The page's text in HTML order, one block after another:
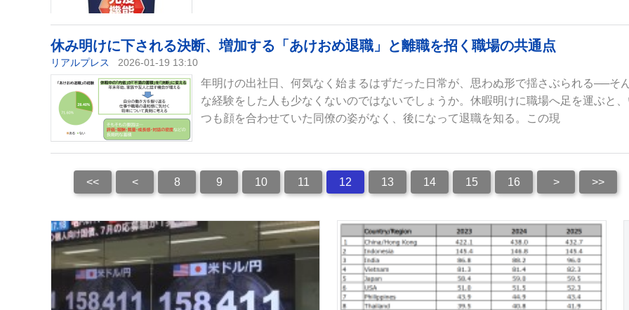
休み明けに下される決断、増加する「あけおめ退職」と離職を招く職場の共通点
リアルプレス 2026-01-19 13:10
年明けの出社日、何気なく始まるはずだった日常が、思わぬ形で揺さぶられる──そ
な経験をした人も少なくないのではないでしょうか。休暇明けに職場へ足を運ぶと
つも顔を合わせていた同僚の姿がなく、後になって退職を知る。この現
<< < 8 9 10 11 12 13 14 15 16 > >>